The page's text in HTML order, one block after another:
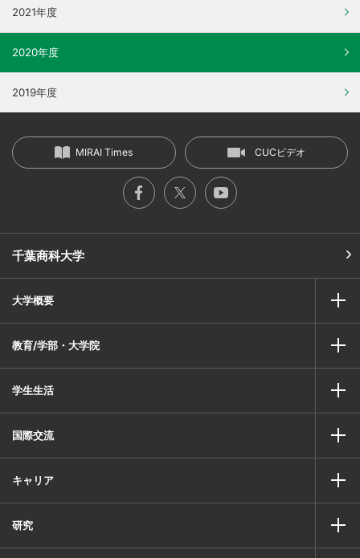
2021年度
2020年度
2019年度
千葉商科大学
MIRAI Times CUCビデオ
大学概要
教育/学部・大学院
学生生活
国際交流
キャリア
研究